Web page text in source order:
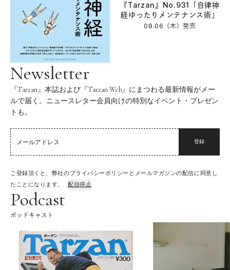
『Tarzan』No.931「自律神
経ゆったりメンテナンス術」
08.06（木）発売
Newsletter
『Tarzan』本誌および『Tarzan Web』にまつわる最新情報がメー
ルで届く。ニュースレター会員向けの特別なイベント・プレゼン
トも。
登録
ご登録頂くと、弊社のプライバシーポリシーとメールマガジンの配信に同意し
たことになります。
配信停止
Podcast
ポッドキャスト